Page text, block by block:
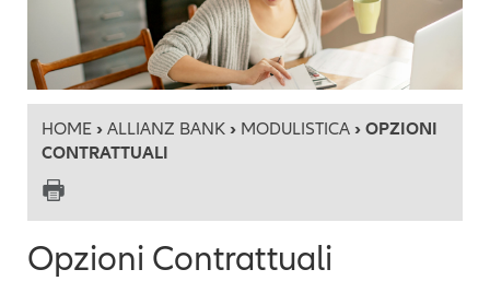
HOME› ALLIANZ BANK› MODULISTICA› OPZIONI
CONTRATTUALI
Opzioni Contrattuali